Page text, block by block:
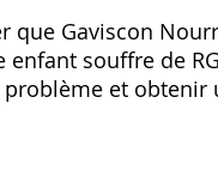
Gaviscon
enfant souffre de
et obtenir